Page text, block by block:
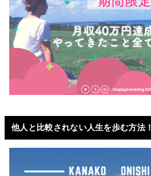
他人と比較されない人生を歩む方法！